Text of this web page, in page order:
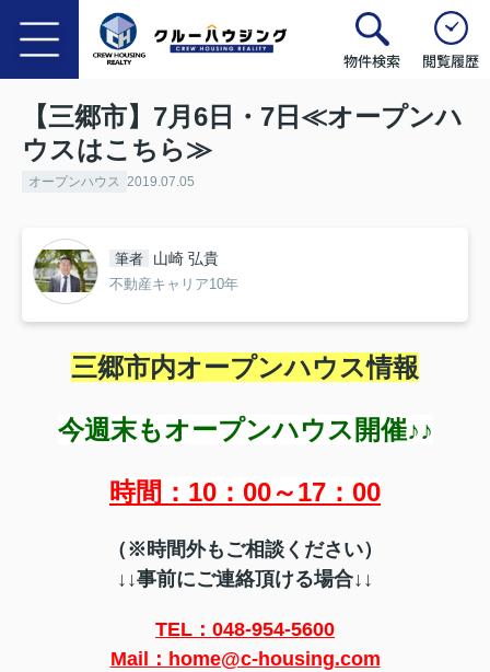
物件検索 閲覧履歴
【三郷市】7月6日・7日≪オープンハ
ウスはこちら≫
オープンハウス 2019.07.05
筆者 山崎 弘貴
不動産キャリア10年
三郷市内オープンハウス情報
今週末もオープンハウス開催♪♪
時間：10：00～17：00
（※時間外もご相談ください）
↓↓事前にご連絡頂ける場合↓↓
TEL：048-954-5600
Mail：home@c-housing.com